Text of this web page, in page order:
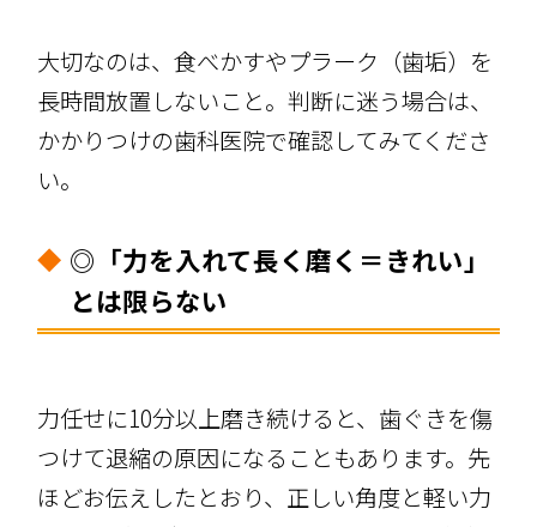
大切なのは、食べかすやプラーク（歯垢）を
長時間放置しないこと。判断に迷う場合は、
かかりつけの歯科医院で確認してみてくださ
い。
◎「力を入れて長く磨く＝きれい」
とは限らない
力任せに10分以上磨き続けると、歯ぐきを傷
つけて退縮の原因になることもあります。先
ほどお伝えしたとおり、正しい角度と軽い力